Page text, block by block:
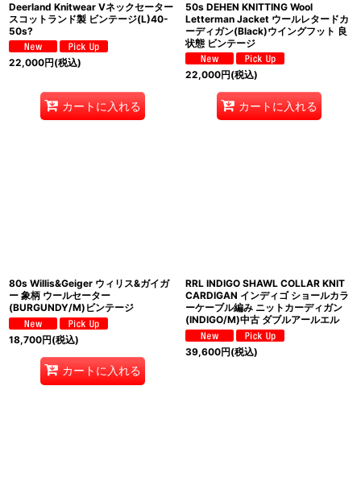
Deerland Knitwear Vネックセーター
スコットランド製 ビンテージ(L)40-
50s?
22,000円(税込)
カートに入れる
50s DEHEN KNITTING Wool
Letterman Jacket ウールレタードカ
ーディガン(Black)ウイングフット 良
状態 ビンテージ
22,000円(税込)
カートに入れる
80s Willis&Geiger ウィリス&ガイガ
ー 象柄 ウールセーター
(BURGUNDY/M)ビンテージ
18,700円(税込)
カートに入れる
RRL INDIGO SHAWL COLLAR KNIT
CARDIGAN インディゴ ショールカラ
ーケーブル編み ニットカーディガン
(INDIGO/M)中古 ダブルアールエル
39,600円(税込)